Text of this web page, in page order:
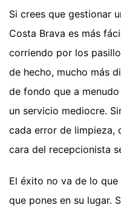
Si crees que gestionar
Costa Brava es más
corriendo por los
de hecho, mucho más
de fondo que a
un servicio mediocre.
cada error de limpieza,
cara del recepcionista
El éxito no va de lo
que pones en su lugar.